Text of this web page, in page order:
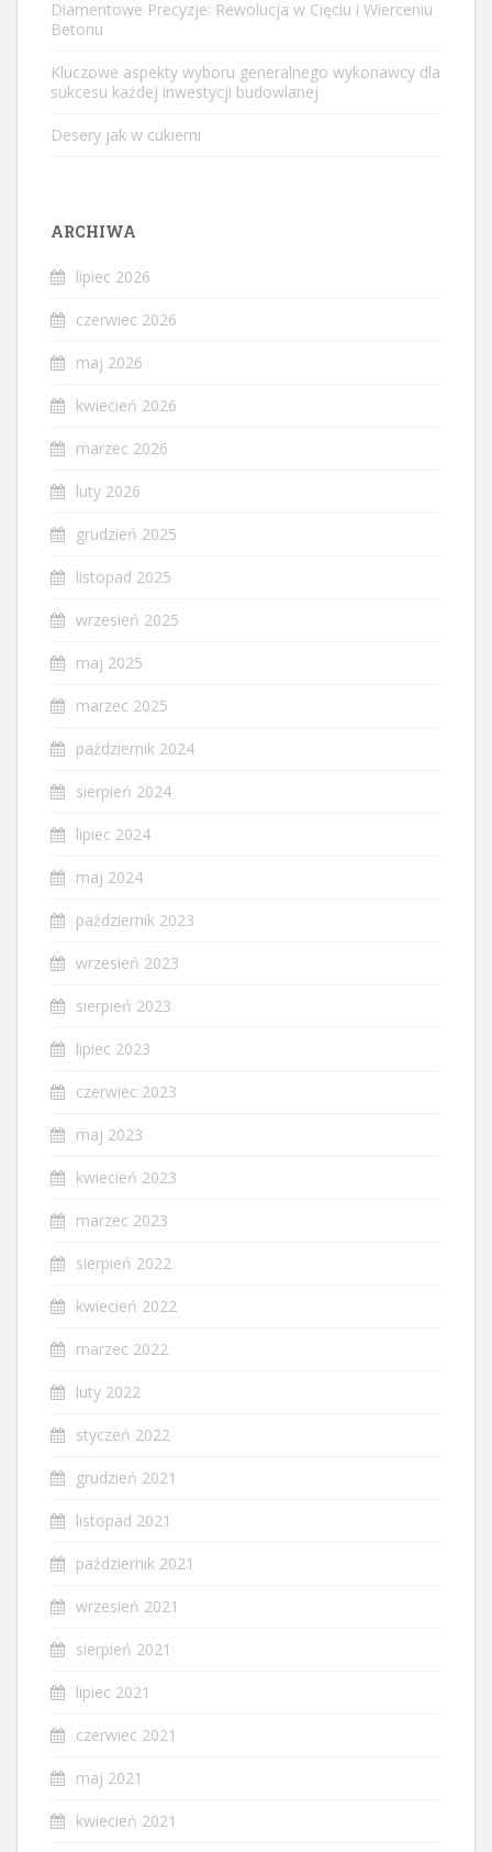
Diamentowe Precyzje: Rewolucja w Cięciu i Wierceniu
Betonu
Kluczowe aspekty wyboru generalnego wykonawcy dla
sukcesu każdej inwestycji budowlanej
Desery jak w cukierni
ARCHIWA
lipiec 2026
czerwiec 2026
maj 2026
kwiecień 2026
marzec 2026
luty 2026
grudzień 2025
listopad 2025
wrzesień 2025
maj 2025
marzec 2025
październik 2024
sierpień 2024
lipiec 2024
maj 2024
październik 2023
wrzesień 2023
sierpień 2023
lipiec 2023
czerwiec 2023
maj 2023
kwiecień 2023
marzec 2023
sierpień 2022
kwiecień 2022
marzec 2022
luty 2022
styczeń 2022
grudzień 2021
listopad 2021
październik 2021
wrzesień 2021
sierpień 2021
lipiec 2021
czerwiec 2021
maj 2021
kwiecień 2021